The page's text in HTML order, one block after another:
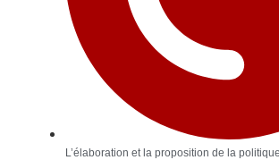
L’élaboration et la proposition de la